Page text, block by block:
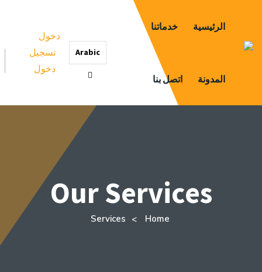
الرئيسية خدماتنا
المدونة اتصل بنا
Arabic
دخول
تسجيل
دخول
Our Services
Home
Services